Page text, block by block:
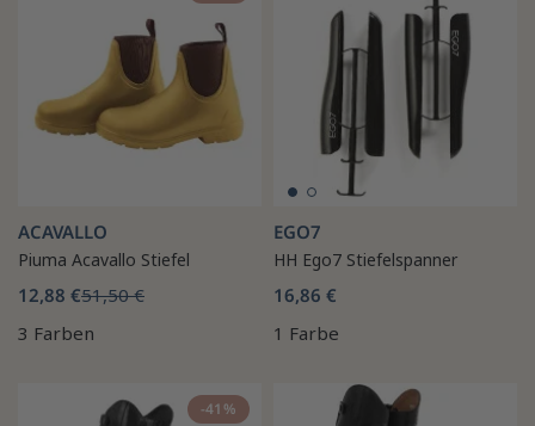
ACAVALLO
Piuma Acavallo Stiefel
12,88 €51,50 €
3 Farben
EGO7
HH Ego7 Stiefelspanner
16,86 €
1 Farbe
-41%